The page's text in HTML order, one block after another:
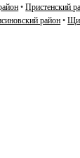
•Пристенский
район •